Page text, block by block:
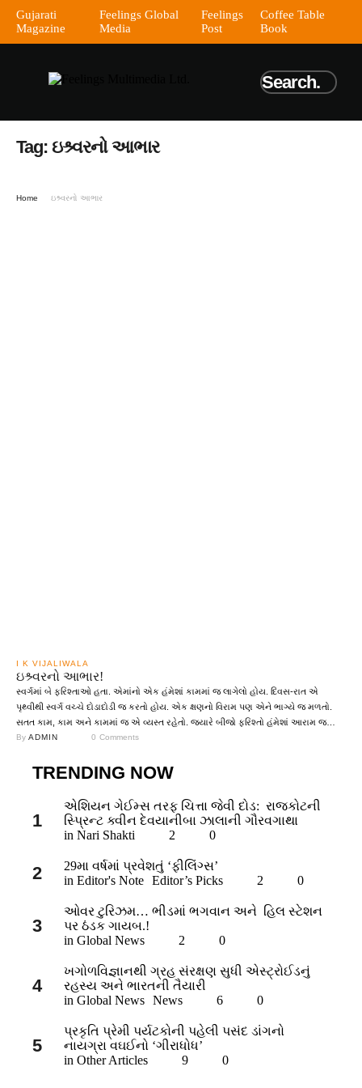
Gujarati
Magazine
Feelings Global
Media
Feelings
Post
Coffee Table
Book
Tag: ઇશ્ર્વરનો આભાર
Home ઇશ્ર્વરનો આભાર
I K VIJALIWALA
ઇશ્ર્વરનો આભાર!
સ્વર્ગમાં બે ફરિશ્તાઓ હતા. એમાંનો એક હંમેશાં કામમાં જ લાગેલો હોય. દિવસ-રાત એ
પૃથ્વીથી સ્વર્ગ વચ્ચે દોડાદોડી જ કરતો હોય. એક ક્ષણનો વિરામ પણ એને ભાગ્યે જ મળતો.
સતત કામ, કામ અને કામમાં જ એ વ્યસ્ત રહેતો. જ્યારે બીજો ફરિશ્તો હંમેશાં આરામ જ
કરતો! પેલો ફરિશ્તો જ્યારે જુએ ત્યારે એ સૂતો જ હોય. પેલો ફરિશ્તો …
By ADMIN 0 Comments
TRENDING NOW
1
એશિયન ગેઈમ્સ તરફ ચિત્તા જેવી દોડ: રાજકોટની
સ્પ્રિન્ટ ક્વીન દેવયાનીબા ઝાલાની ગૌરવગાથા
in Nari Shakti 2 0
2
29મા વર્ષમાં પ્રવેશતું ‘ફીલિંગ્સ’
in Editor's Note Editor’s Picks 2 0
3
ઓવર ટુરિઝમ… ભીડમાં ભગવાન અને હિલ સ્ટેશન
પર ઠંડક ગાયબ.!
in Global News 2 0
4
ખગોળવિજ્ઞાનથી ગ્રહ સંરક્ષણ સુધી એસ્ટ્રોઈડનું
રહસ્ય અને ભારતની તૈયારી
in Global News News 6 0
5
પ્રકૃતિ પ્રેમી પર્યટકોની પહેલી પસંદ ડાંગનો
નાયગ્રા વઘઈનો ‘ગીરાધોધ’
in Other Articles 9 0